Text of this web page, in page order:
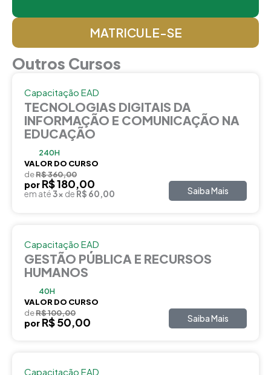
MATRICULE-SE
Outros Cursos
Capacitação EAD
TECNOLOGIAS DIGITAIS DA
INFORMAÇÃO E COMUNICAÇÃO NA
EDUCAÇÃO
240H
VALOR DO CURSO
deR$ 360,00
por R$ 180,00
em até3x de R$ 60,00 Saiba Mais
Capacitação EAD
GESTÃO PÚBLICA E RECURSOS
HUMANOS
40H
VALOR DO CURSO
deR$ 100,00
por R$ 50,00 Saiba Mais
Capacitação EAD